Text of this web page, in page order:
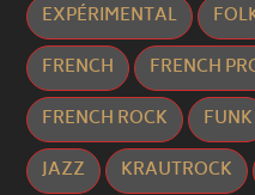
EXPÉRIMENTAL
FRENCH
FRENCH
FRENCH ROCK
FUNK
JAZZ
KRAUTROCK